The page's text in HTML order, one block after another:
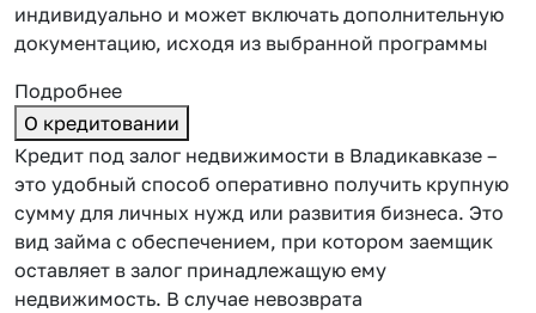
индивидуально и может включать дополнительную
документацию, исходя из выбранной программы
Подробнее
О кредитовании
Кредит под залог недвижимости в Владикавказе –
это удобный способ оперативно получить крупную
сумму для личных нужд или развития бизнеса. Это
вид займа с обеспечением, при котором заемщик
оставляет в залог принадлежащую ему
недвижимость. В случае невозврата